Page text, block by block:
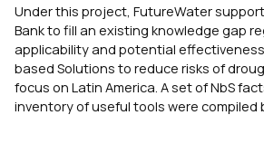
Under this project, FutureWater
Bank to fill an existing knowledge gap
applicability and potential
based Solutions to reduce risks of
focus on Latin America. A set of NbS
inventory of useful tools were compiled